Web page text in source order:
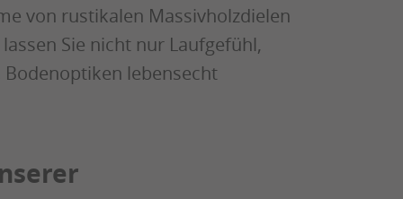
von rustikalen Massivholzdielen
Sie nicht nur Laufgefühl,
lebensecht